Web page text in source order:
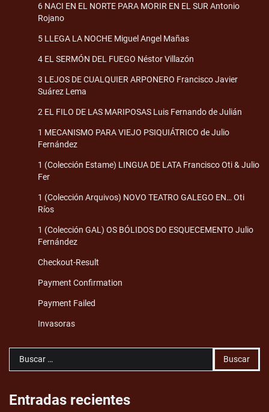
6 NACI EN EL NORTE PARA MORIR EN EL SUR Antonio
Rojano
5 LLEGA LA NOCHE Miguel Angel Mañas
4 EL SERMÓN DEL FUEGO Néstor Villazón
3 LEJOS DE CUALQUIER ARPONERO Francisco Javier
Suárez Lema
2 EL FILO DE LAS MARIPOSAS Luis Fernando de Julián
1 MECANISMO PARA VIEJO PSIQUIÁTRICO de Julio
Fernández
1 (Colección Estame) LINGUA DE LATA Francisco Oti & Julio
Fer
1 (Colección Arquivos) NOVO TEATRO GALEGO EN… Oti
Ríos
1 (Colección GAL) OS BÓLIDOS DO ESQUECEMENTO Julio
Fernández
Checkout-Result
Payment Confirmation
Payment Failed
Invasoras
Buscar:
Entradas recientes